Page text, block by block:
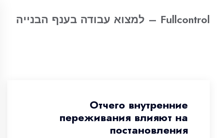
Fullcontrol – למצוא עבודה בענף הבנייה
Отчего внутренние
переживания влияют на
постановления